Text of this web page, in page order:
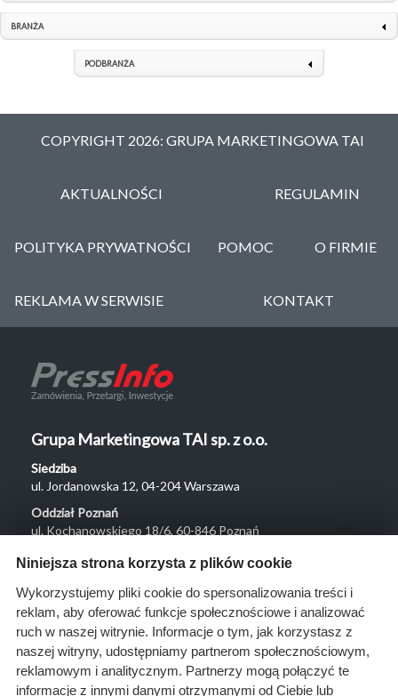
BRANŻA
PODBRANŻA
COPYRIGHT 2026: GRUPA MARKETINGOWA TAI
AKTUALNOŚCI REGULAMIN
POLITYKA PRYWATNOŚCI POMOC O FIRMIE
REKLAMA W SERWISIE KONTAKT
Grupa Marketingowa TAI sp. z o.o.
Siedziba
ul. Jordanowska 12, 04-204 Warszawa
Oddział Poznań
ul. Kochanowskiego 18/6, 60-846 Poznań
Menu
O nas
Rozwiązania
Monitoring
przetargów
Niniejsza strona korzysta z plików cookie
Wykorzystujemy pliki cookie do spersonalizowania treści i
reklam, aby oferować funkcje społecznościowe i analizować
ruch w naszej witrynie. Informacje o tym, jak korzystasz z
naszej witryny, udostępniamy partnerom społecznościowym,
reklamowym i analitycznym. Partnerzy mogą połączyć te
informacje z innymi danymi otrzymanymi od Ciebie lub